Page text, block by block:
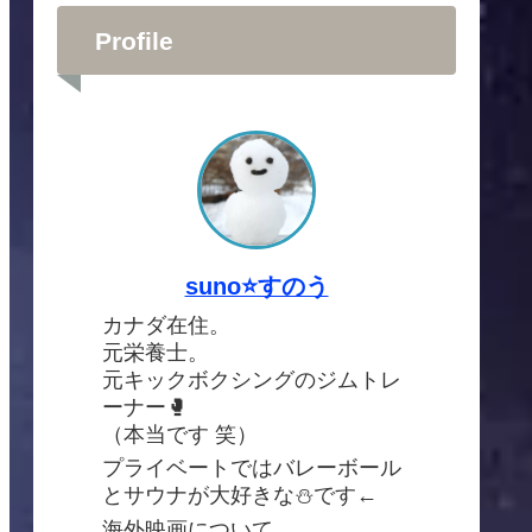
Profile
suno⭐️すのう
カナダ在住。
元栄養士。
元キックボクシングのジムトレ
ーナー🥊
（本当です 笑）
プライベートではバレーボール
とサウナが大好きな⛄️です←